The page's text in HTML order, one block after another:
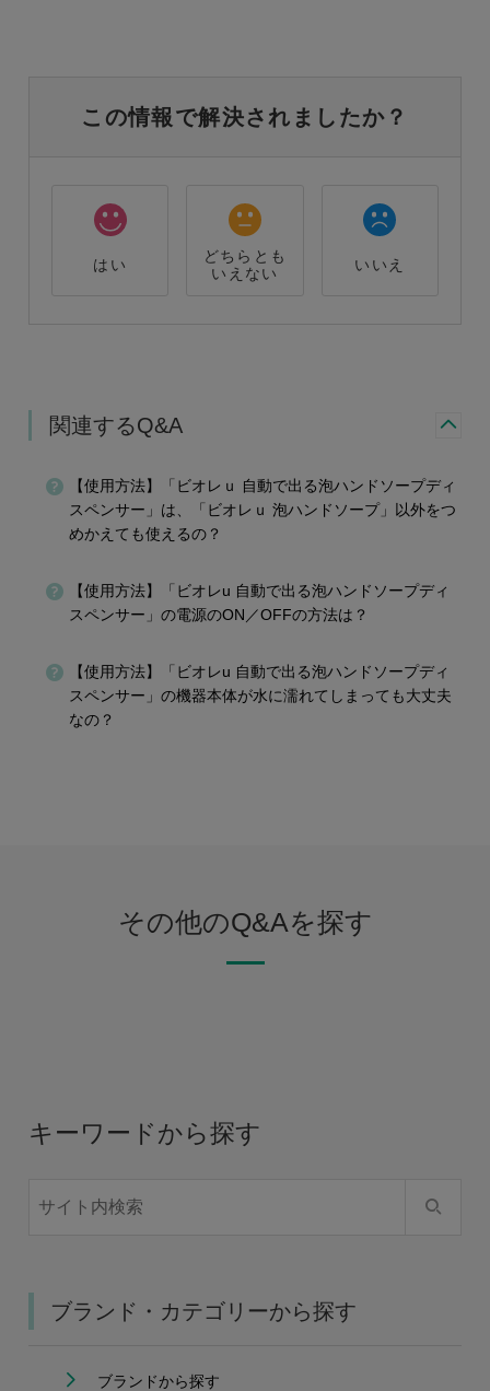
この情報で解決されましたか？
はい
どちらとも
いえない
いいえ
関連するQ&A
【使用方法】「ビオレｕ 自動で出る泡ハンドソープディ
スペンサー」は、「ビオレｕ 泡ハンドソープ」以外をつ
めかえても使えるの？
【使用方法】「ビオレu 自動で出る泡ハンドソープディ
スペンサー」の電源のON／OFFの方法は？
【使用方法】「ビオレu 自動で出る泡ハンドソープディ
スペンサー」の機器本体が水に濡れてしまっても大丈夫
なの？
その他のQ&Aを探す
キーワードから探す
ブランド・カテゴリーから探す
ブランドから探す